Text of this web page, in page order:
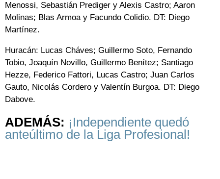
Menossi, Sebastián Prediger y Alexis Castro; Aaron
Molinas; Blas Armoa y Facundo Colidio. DT: Diego
Martínez.
Huracán: Lucas Cháves; Guillermo Soto, Fernando
Tobio, Joaquín Novillo, Guillermo Benítez; Santiago
Hezze, Federico Fattori, Lucas Castro; Juan Carlos
Gauto, Nicolás Cordero y Valentín Burgoa. DT: Diego
Dabove.
ADEMÁS: ¡Independiente quedó
anteúltimo de la Liga Profesional!